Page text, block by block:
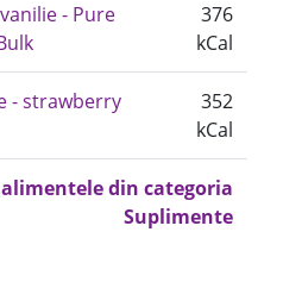
- Pure
376
kCal
- strawberry
352
kCal
din categoria
Suplimente